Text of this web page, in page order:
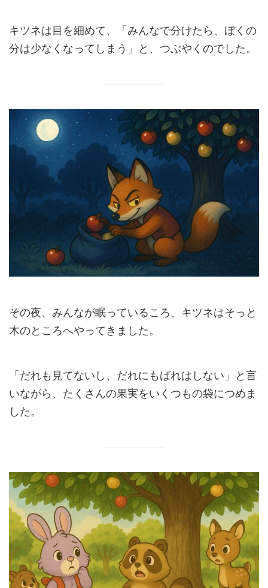
キツネは目を細めて、「みんなで分けたら、ぼくの
分は少なくなってしまう」と、つぶやくのでした。
その夜、みんなが眠っているころ、キツネはそっと
木のところへやってきました。
「だれも見てないし、だれにもばれはしない」と言
いながら、たくさんの果実をいくつもの袋につめま
した。